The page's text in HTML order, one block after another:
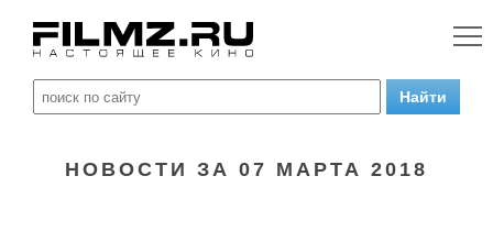
НОВОСТИ ЗА 07 МАРТА 2018